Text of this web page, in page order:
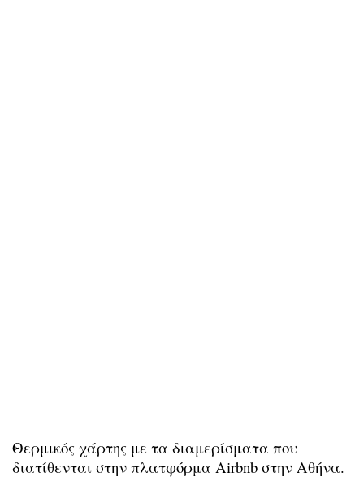
Θερμικός χάρτης με τα διαμερίσματα που
διατίθενται στην πλατφόρμα Airbnb στην Αθήνα.